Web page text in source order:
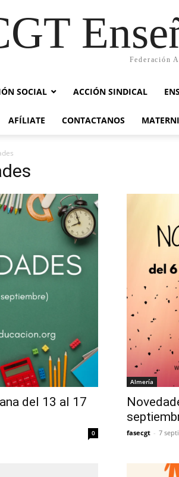
Federación
SOCIAL ACCIÓN SINDICAL
AFÍLIATE CONTACTANOS
del 13 al 17
0
Almería
fasecgt - 7